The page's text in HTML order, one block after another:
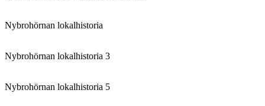
Nybrohörnan lokalhistoria
Nybrohörnan lokalhistoria 3
Nybrohörnan lokalhistoria 5